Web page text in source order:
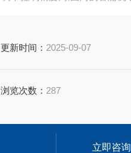
更新时间： 2025-09-07
浏览次数： 287
立即咨询